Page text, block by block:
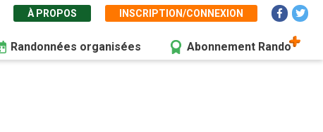
À PROPOS INSCRIPTION/CONNEXION
Randonnées organisées Abonnement Rando